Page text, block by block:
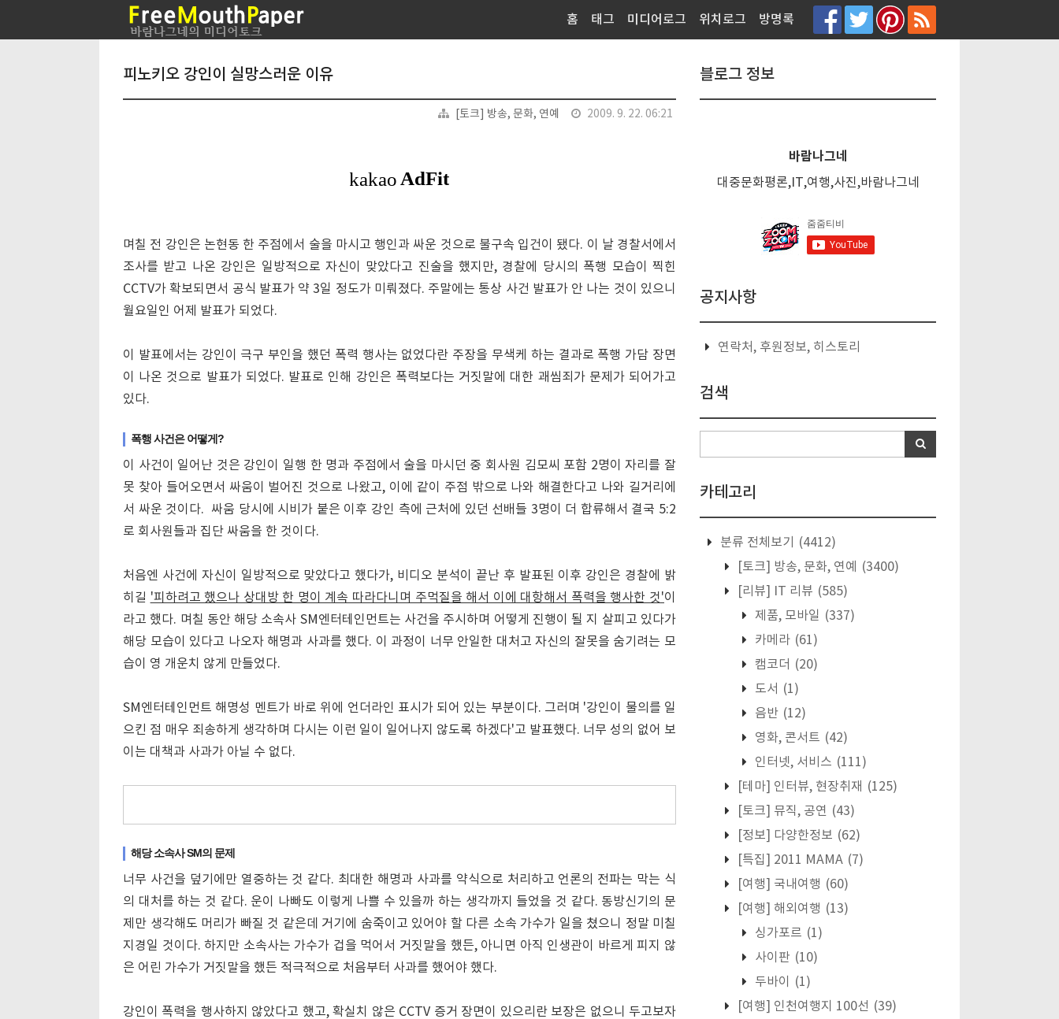
홈 태그 미디어로그 위치로그 방명록
피노키오 강인이 실망스러운 이유
[토크] 방송, 문화, 연예 2009. 9. 22. 06:21
며칠 전 강인은 논현동 한 주점에서 술을 마시고 행인과 싸운 것으로 불구속 입건이 됐다. 이 날 경찰서에서
조사를 받고 나온 강인은 일방적으로 자신이 맞았다고 진술을 했지만, 경찰에 당시의 폭행 모습이 찍힌
CCTV가 확보되면서 공식 발표가 약 3일 정도가 미뤄졌다. 주말에는 통상 사건 발표가 안 나는 것이 있으니
월요일인 어제 발표가 되었다.
이 발표에서는 강인이 극구 부인을 했던 폭력 행사는 없었다란 주장을 무색케 하는 결과로 폭행 가담 장면
이 나온 것으로 발표가 되었다. 발표로 인해 강인은 폭력보다는 거짓말에 대한 괘씸죄가 문제가 되어가고
있다.
폭행 사건은 어떻게?
이 사건이 일어난 것은 강인이 일행 한 명과 주점에서 술을 마시던 중 회사원 김모씨 포함 2명이 자리를 잘
못 찾아 들어오면서 싸움이 벌어진 것으로 나왔고, 이에 같이 주점 밖으로 나와 해결한다고 나와 길거리에
서 싸운 것이다. 싸움 당시에 시비가 붙은 이후 강인 측에 근처에 있던 선배들 3명이 더 합류해서 결국 5:2
로 회사원들과 집단 싸움을 한 것이다.
처음엔 사건에 자신이 일방적으로 맞았다고 했다가, 비디오 분석이 끝난 후 발표된 이후 강인은 경찰에 밝
히길 '피하려고 했으나 상대방 한 명이 계속 따라다니며 주먹질을 해서 이에 대항해서 폭력을 행사한 것'이
라고 했다. 며칠 동안 해당 소속사 SM엔터테인먼트는 사건을 주시하며 어떻게 진행이 될 지 살피고 있다가
해당 모습이 있다고 나오자 해명과 사과를 했다. 이 과정이 너무 안일한 대처고 자신의 잘못을 숨기려는 모
습이 영 개운치 않게 만들었다.
SM엔터테인먼트 해명성 멘트가 바로 위에 언더라인 표시가 되어 있는 부분이다. 그러며 '강인이 물의를 일
으킨 점 매우 죄송하게 생각하며 다시는 이런 일이 일어나지 않도록 하겠다'고 발표했다. 너무 성의 없어 보
이는 대책과 사과가 아닐 수 없다.
해당 소속사 SM의 문제
너무 사건을 덮기에만 열중하는 것 같다. 최대한 해명과 사과를 약식으로 처리하고 언론의 전파는 막는 식
의 대처를 하는 것 같다. 운이 나빠도 이렇게 나쁠 수 있을까 하는 생각까지 들었을 것 같다. 동방신기의 문
제만 생각해도 머리가 빠질 것 같은데 거기에 숨죽이고 있어야 할 다른 소속 가수가 일을 쳤으니 정말 미칠
지경일 것이다. 하지만 소속사는 가수가 겁을 먹어서 거짓말을 했든, 아니면 아직 인생관이 바르게 피지 않
은 어린 가수가 거짓말을 했든 적극적으로 처음부터 사과를 했어야 했다.
강인이 폭력을 행사하지 않았다고 했고, 확실치 않은 CCTV 증거 장면이 있으리란 보장은 없으니 두고보자
블로그 정보
바람나그네
대중문화평론,IT,여행,사진,바람나그네
공지사항
연락처, 후원정보, 히스토리
검색
카테고리
분류 전체보기
(4412)
[토크] 방송, 문화, 연예
(3400)
[리뷰] IT 리뷰 (585)
제품, 모바일 (337)
카메라 (61)
캠코더 (20)
도서 (1)
음반 (12)
영화, 콘서트 (42)
인터넷, 서비스 (111)
[테마] 인터뷰, 현장취재 (125)
[토크] 뮤직, 공연 (43)
[정보] 다양한정보 (62)
[특집] 2011 MAMA (7)
[여행] 국내여행 (60)
[여행] 해외여행 (13)
싱가포르 (1)
사이판 (10)
두바이
(1)
[여행] 인천여행지 100선 (39)